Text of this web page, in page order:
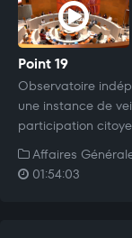
Point 19
Observatoire
une instance de
participation
Affaires
01:54:03